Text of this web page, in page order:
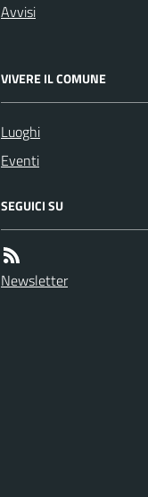
Avvisi
VIVERE IL COMUNE
Luoghi
Eventi
SEGUICI SU
Newsletter